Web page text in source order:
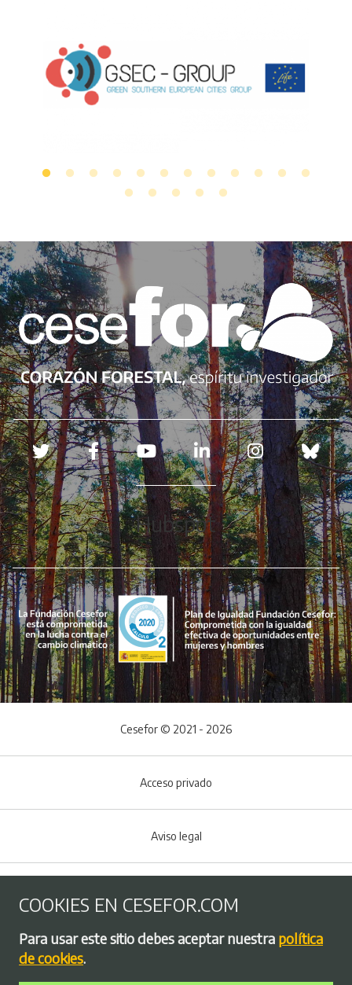
Redes sociales
Hubspot
Menú del pie
Cesefor © 2021 - 2026
Acceso privado
Aviso legal
Política de privacidad
COOKIES EN CESEFOR.COM
Para usar este sitio debes aceptar nuestra política
de cookies.